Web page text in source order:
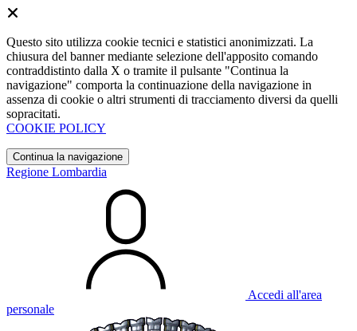
Questo sito utilizza cookie tecnici e statistici anonimizzati. La
chiusura del banner mediante selezione dell'apposito comando
contraddistinto dalla X o tramite il pulsante "Continua la
navigazione" comporta la continuazione della navigazione in
assenza di cookie o altri strumenti di tracciamento diversi da quelli
sopracitati.
COOKIE POLICY
Continua la navigazione
Regione Lombardia
Accedi all'area
personale